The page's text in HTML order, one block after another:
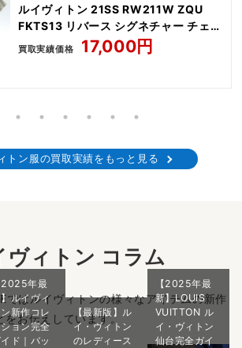
ルイヴィトン 21SS RW211W ZQU
FKTS13 リバース シグネチャー チェー
ンデザイン Tシャツ 半袖カットソー
買取実績価格 17,000円
トン服の買取実績をもっと見る
ヴィトン コラム
ではルイヴィトンの様々なアイテムの新作
お伝えしています。
2025年最
ルイヴィ
ン新作コレ
ョン完全
ド｜バッ
【最新版】ル
イ・ヴィトン
のレディース
【2025年最
新】LOUIS
VUITTON ル
イ・ヴィトン
仙台完全ガイ